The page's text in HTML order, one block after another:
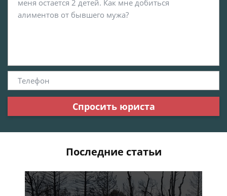
Спросить юриста
Последние статьи